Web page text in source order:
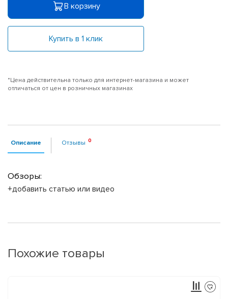
В корзину
Купить в 1 клик
*Цена действительна только для интернет-магазина и может
отличаться от цен в розничных магазинах
Описание Отзывы
Обзоры:
+добавить статью или видео
Похожие товары